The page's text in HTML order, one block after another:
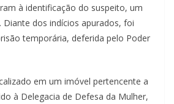
à identificação do suspeito, um
dos indícios apurados, foi
temporária, deferida pelo Poder
em um imóvel pertencente a
à Delegacia de Defesa da Mulher,